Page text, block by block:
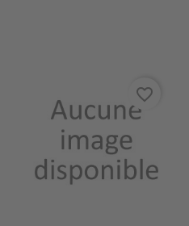
favorite_border